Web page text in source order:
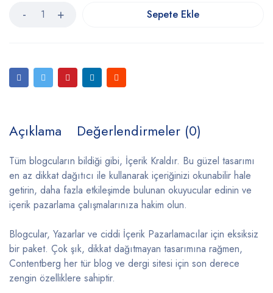
Sepete Ekle
Açıklama Değerlendirmeler (0)
Tüm blogcuların bildiği gibi, İçerik Kraldır. Bu güzel tasarımı
en az dikkat dağıtıcı ile kullanarak içeriğinizi okunabilir hale
getirin, daha fazla etkileşimde bulunan okuyucular edinin ve
içerik pazarlama çalışmalarınıza hakim olun.
Blogcular, Yazarlar ve ciddi İçerik Pazarlamacılar için eksiksiz
bir paket. Çok şık, dikkat dağıtmayan tasarımına rağmen,
Contentberg her tür blog ve dergi sitesi için son derece
zengin özelliklere sahiptir.